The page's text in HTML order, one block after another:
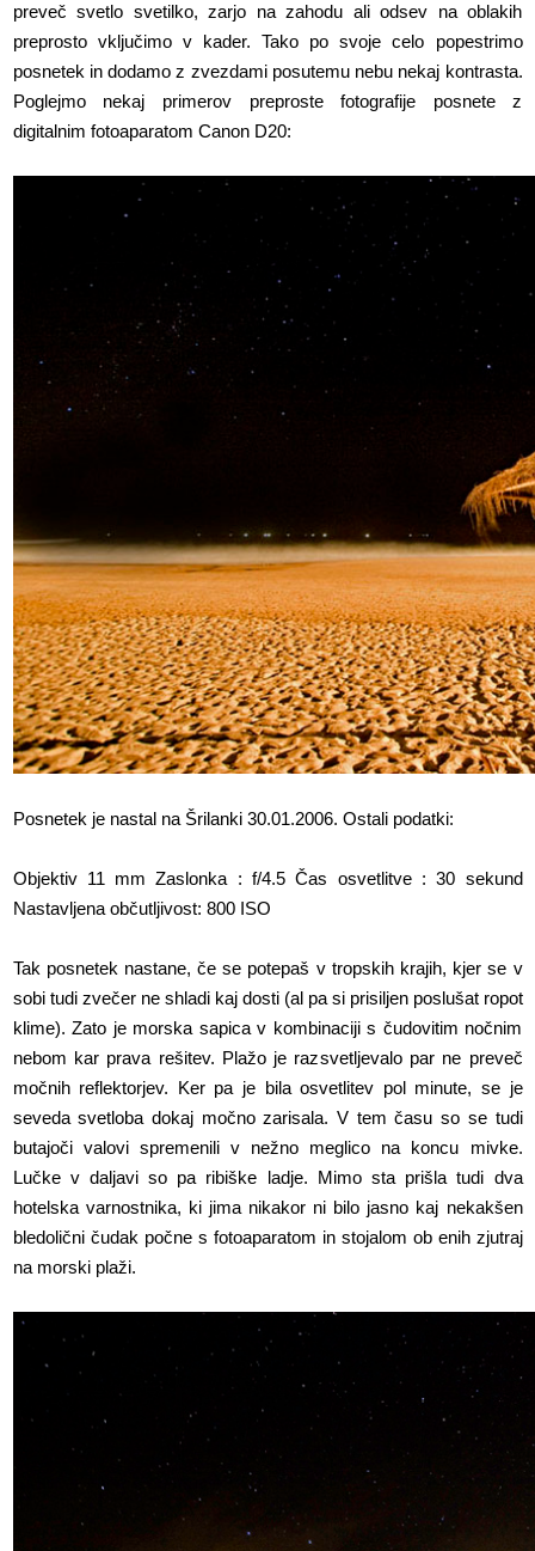
preveč svetlo svetilko, zarjo na zahodu ali odsev na oblakih
preprosto vključimo v kader. Tako po svoje celo popestrimo
posnetek in dodamo z zvezdami posutemu nebu nekaj kontrasta.
Poglejmo nekaj primerov preproste fotografije posnete z
digitalnim fotoaparatom Canon D20:
Posnetek je nastal na Šrilanki 30.01.2006. Ostali podatki:
Objektiv 11 mm Zaslonka : f/4.5 Čas osvetlitve : 30 sekund
Nastavljena občutljivost: 800 ISO
Tak posnetek nastane, če se potepaš v tropskih krajih, kjer se v
sobi tudi zvečer ne shladi kaj dosti (al pa si prisiljen poslušat ropot
klime). Zato je morska sapica v kombinaciji s čudovitim nočnim
nebom kar prava rešitev. Plažo je razsvetljevalo par ne preveč
močnih reflektorjev. Ker pa je bila osvetlitev pol minute, se je
seveda svetloba dokaj močno zarisala. V tem času so se tudi
butajoči valovi spremenili v nežno meglico na koncu mivke.
Lučke v daljavi so pa ribiške ladje. Mimo sta prišla tudi dva
hotelska varnostnika, ki jima nikakor ni bilo jasno kaj nekakšen
bledolični čudak počne s fotoaparatom in stojalom ob enih zjutraj
na morski plaži.